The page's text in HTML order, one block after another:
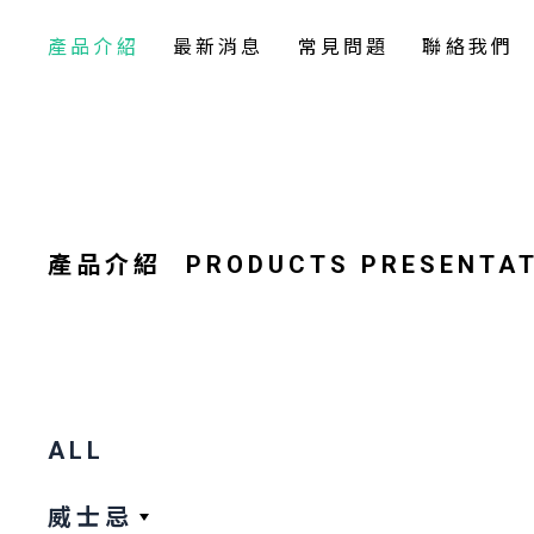
產品介紹 最新消息 常見問題 聯絡我們
產品介紹 PRODUCTS
ALL
威士忌